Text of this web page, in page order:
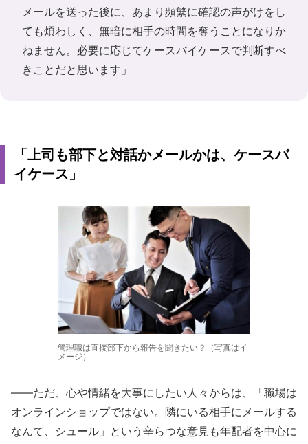
メールを送った後に、あまり頻繁に確認の声がけをし
ても煩わしく、無暗に相手の時間を奪うことになりか
ねません。必要に応じてケースバイケースで判断すべ
きことだと思います」
「上司も部下と対話かメールかは、ケースバ
イケース」
管理職は直接部下から報告を聞きたい？（写真はイ
メージ）
――ただ、心や情緒を大事にしたい人々からは、「職場は
オンラインショップではない。隣にいる相手にメールする
なんて、シュール」という辛らつな意見も年配者を中心に